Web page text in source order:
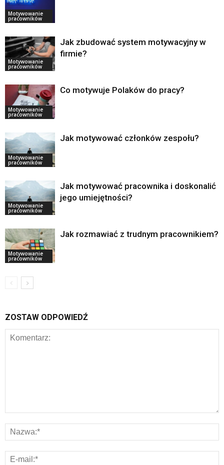
Motywowanie
pracowników
Motywowanie
pracowników
Jak zbudować system motywacyjny w
firmie?
Motywowanie
pracowników
Co motywuje Polaków do pracy?
Motywowanie
pracowników
Jak motywować członków zespołu?
Motywowanie
pracowników
Jak motywować pracownika i doskonalić
jego umiejętności?
Motywowanie
pracowników
Jak rozmawiać z trudnym pracownikiem?
ZOSTAW ODPOWIEDŹ